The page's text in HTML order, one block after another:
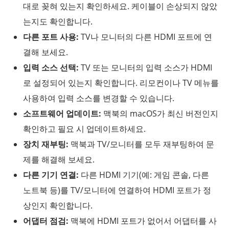
대로 꽂혀 있는지 확인하세요. 케이블이 손상되지 않았
는지도 확인합니다.
다른 포트 사용: TV나 모니터의 다른 HDMI 포트에 연
결해 보세요.
입력 소스 선택: TV 또는 모니터의 입력 소스가 HDMI
로 설정되어 있는지 확인합니다. 리모컨이나 TV 메뉴를
사용하여 입력 소스를 변경할 수 있습니다.
소프트웨어 업데이트: 맥북의 macOS가 최신 버전인지
확인하고 필요 시 업데이트하세요.
장치 재부팅: 맥북과 TV/모니터를 모두 재부팅하여 문
제를 해결해 보세요.
다른 기기 연결: 다른 HDMI 기기(예: 게임 콘솔, 다른
노트북 등)를 TV/모니터에 연결하여 HDMI 포트가 정
상인지 확인합니다.
어댑터 점검: 맥북에 HDMI 포트가 없어서 어댑터를 사